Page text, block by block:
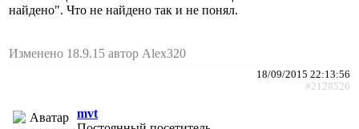
найдено". Что не найдено так и не понял.
Изменено 18.9.15 автор Alex320
18/09/2015 22:13:56
#2128526
mvt